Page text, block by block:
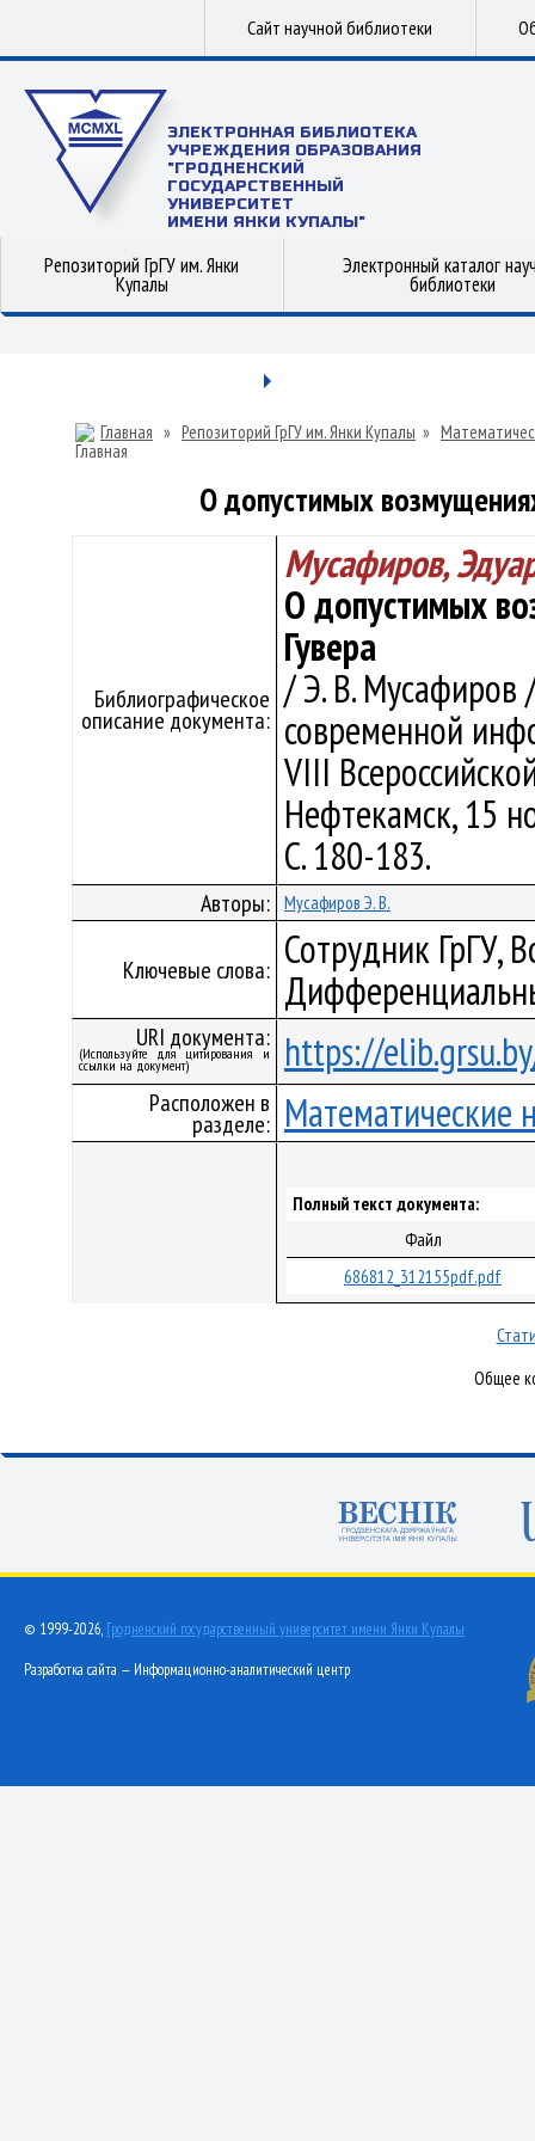
Сайт научной библиотеки
ЭЛЕКТРОННАЯ БИБЛИОТЕКА
УЧРЕЖДЕНИЯ ОБРАЗОВАНИЯ
"ГРОДНЕНСКИЙ
ГОСУДАРСТВЕННЫЙ
УНИВЕРСИТЕТ
ИМЕНИ ЯНКИ КУПАЛЫ"
Репозиторий ГрГУ им. Янки
Купалы
Электронный каталог
библиотеки
Главная » Репозиторий ГрГУ им. Янки Купалы »
О допустимых
Библиографическое
описание документа:
Мусафиров,
О допустимых
Гувера
/ Э. В. Мусафиров
современной
VIII
Нефтекамск, 15
С. 180-183.
Авторы: Мусафиров Э. В.
Ключевые слова: Сотрудник ГрГУ,
URI документа:
(Используйте для цитирования и
ссылки на документ) https://
Расположен в
разделе: Математические
Полный текст документа:
Файл
686812_312155pdf.pdf
Общее
© 1999-2026, Гродненский государственный университет имени Янки Купалы
Разработка сайта — Информационно-аналитический центр